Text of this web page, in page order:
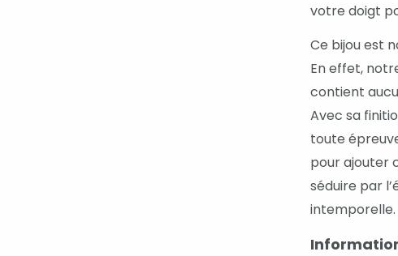
votre doigt
Ce bijou est
En effet,
contient
Avec sa
toute
pour ajouter
séduire par
intemporelle.